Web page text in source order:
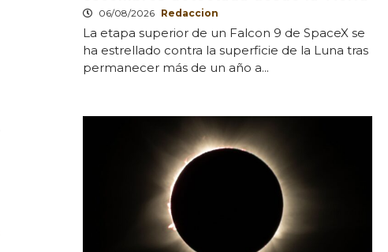
06/08/2026 Redaccion
La etapa superior de un Falcon 9 de SpaceX se
ha estrellado contra la superficie de la Luna tras
permanecer más de un año a...